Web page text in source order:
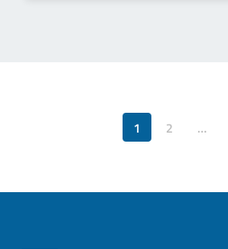
1 2 …